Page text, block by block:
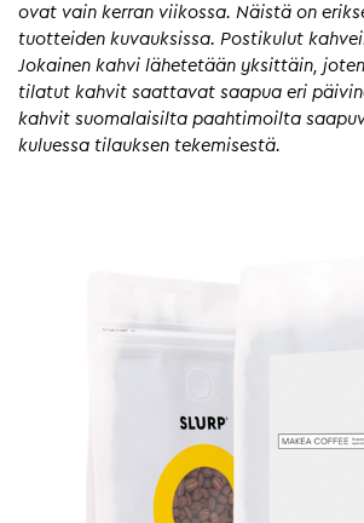
ovat vain kerran viikossa. Näistä on
tuotteiden kuvauksissa. Postikulut
Jokainen kahvi lähetetään yksittäin,
tilatut kahvit saattavat saapua eri
kahvit suomalaisilta paahtimoilta
kuluessa tilauksen tekemisestä.